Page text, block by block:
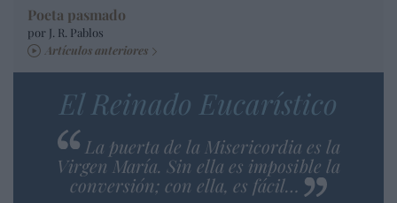
Poeta pasmado
por J. R. Pablos
Artículos anteriores
El Reinado Eucarístico
La puerta de la Misericordia es la
Virgen María. Sin ella es imposible la
conversión; con ella, es fácil…